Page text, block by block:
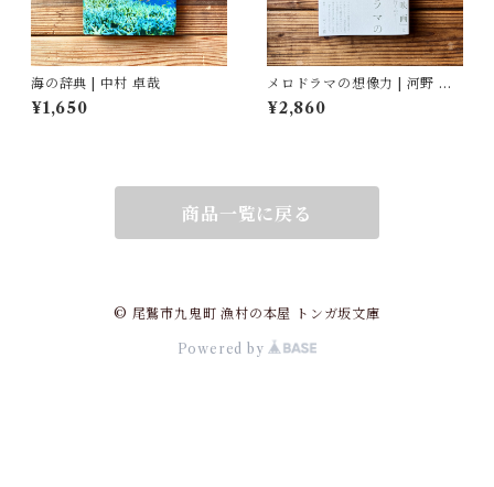
海の辞典 | 中村 卓哉
¥1,650
メロドラマの想像力 | 河野 真
理江
¥2,860
商品一覧に戻る
© 尾鷲市九鬼町 漁村の本屋 トンガ坂文庫
Powered by